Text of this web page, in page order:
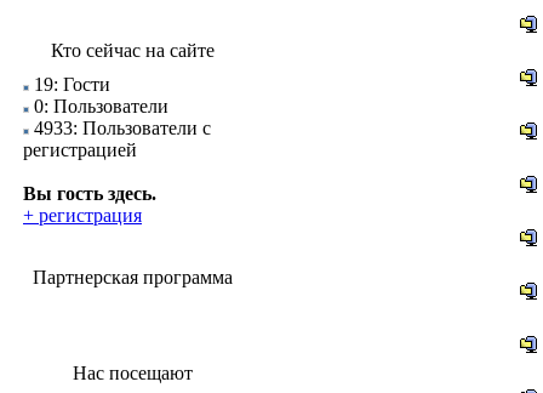
Кто сейчас на сайте
19: Гости
0: Пользователи
4933: Пользователи с
регистрацией
Вы гость здесь.
+ регистрация
Партнерская программа
Нас посещают